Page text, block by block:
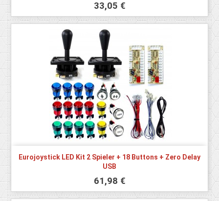
33,05 €
Eurojoystick LED Kit 2 Spieler + 18 Buttons + Zero Delay
USB
61,98 €